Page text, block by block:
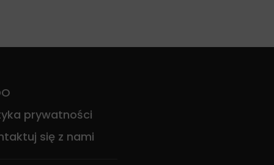
prywatności
się z nami